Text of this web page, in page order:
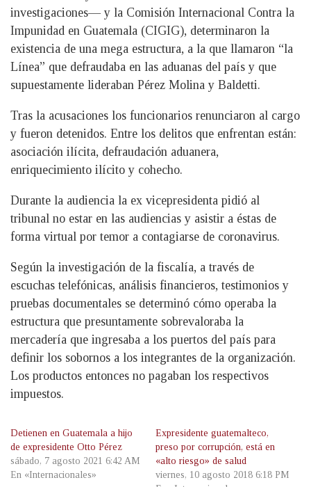
investigaciones— y la Comisión Internacional Contra la
Impunidad en Guatemala (CIGIG), determinaron la
existencia de una mega estructura, a la que llamaron “la
Línea” que defraudaba en las aduanas del país y que
supuestamente lideraban Pérez Molina y Baldetti.
Tras la acusaciones los funcionarios renunciaron al cargo
y fueron detenidos. Entre los delitos que enfrentan están:
asociación ilícita, defraudación aduanera,
enriquecimiento ilícito y cohecho.
Durante la audiencia la ex vicepresidenta pidió al
tribunal no estar en las audiencias y asistir a éstas de
forma virtual por temor a contagiarse de coronavirus.
Según la investigación de la fiscalía, a través de
escuchas telefónicas, análisis financieros, testimonios y
pruebas documentales se determinó cómo operaba la
estructura que presuntamente sobrevaloraba la
mercadería que ingresaba a los puertos del país para
definir los sobornos a los integrantes de la organización.
Los productos entonces no pagaban los respectivos
impuestos.
Detienen en Guatemala a hijo
de expresidente Otto Pérez
sábado, 7 agosto 2021 6:42 AM
En «Internacionales»
Expresidente guatemalteco,
preso por corrupción, está en
«alto riesgo» de salud
viernes, 10 agosto 2018 6:18 PM